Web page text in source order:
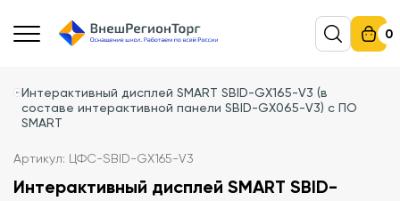
0
Интерактивный дисплей SMART SBID-GX165-V3 (в
составе интерактивной панели SBID-GX065-V3) с ПО
SMART
Артикул: ЦФС-SBID-GX165-V3
Интерактивный дисплей SMART SBID-